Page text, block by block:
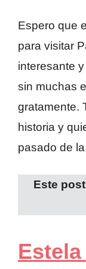
Espero que
para visitar
interesante
sin muchas
gratamente.
historia y
pasado de
Este